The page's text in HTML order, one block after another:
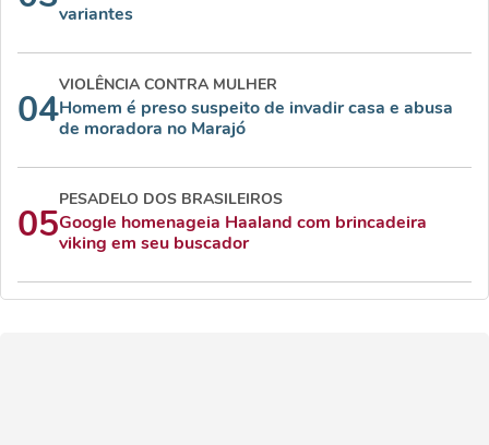
variantes
04
VIOLÊNCIA CONTRA MULHER
Homem é preso suspeito de invadir casa e abusa
de moradora no Marajó
05
PESADELO DOS BRASILEIROS
Google homenageia Haaland com brincadeira
viking em seu buscador